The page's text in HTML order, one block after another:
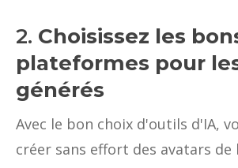
2. Choisissez les
plateformes pour
générés
Avec le bon choix d'outils d'IA,
créer sans effort des avatars